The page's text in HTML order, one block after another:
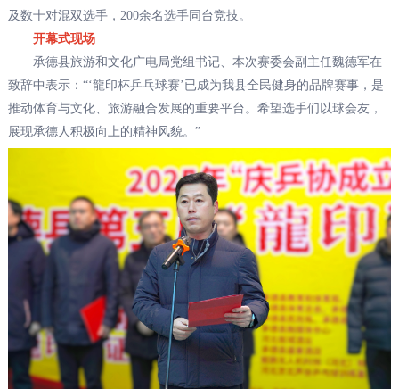
及数十对混双选手，200余名选手同台竞技。
开幕式现场
承德县旅游和文化广电局党组书记、本次赛委会副主任魏德军在
致辞中表示：“‘龍印杯乒乓球赛’已成为我县全民健身的品牌赛事，是
推动体育与文化、旅游融合发展的重要平台。希望选手们以球会友，
展现承德人积极向上的精神风貌。”